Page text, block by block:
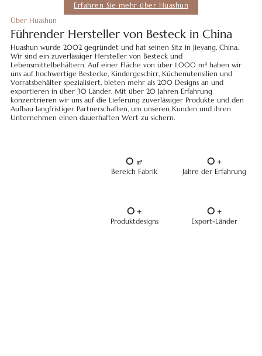
Über Huashun
Führender Hersteller von Besteck in China
Huashun wurde 2002 gegründet und hat seinen Sitz in Jieyang, China.
Wir sind ein zuverlässiger Hersteller von Besteck und
Lebensmittelbehältern. Auf einer Fläche von über 1.000 m² haben wir
uns auf hochwertige Bestecke, Kindergeschirr, Küchenutensilien und
Vorratsbehälter spezialisiert, bieten mehr als 200 Designs an und
exportieren in über 30 Länder. Mit über 20 Jahren Erfahrung
konzentrieren wir uns auf die Lieferung zuverlässiger Produkte und den
Aufbau langfristiger Partnerschaften, um unseren Kunden und ihren
Unternehmen einen dauerhaften Wert zu sichern.
0 ㎡
Bereich Fabrik
0 +
Jahre der Erfahrung
0 +
Produktdesigns
0 +
Export-Länder
Erfahren Sie mehr über Huashun